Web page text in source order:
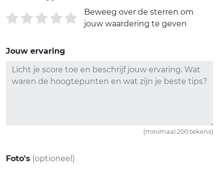
Beweeg over de sterren om
jouw waardering te geven
Jouw ervaring
(minimaal 200 tekens)
Foto's (optioneel)